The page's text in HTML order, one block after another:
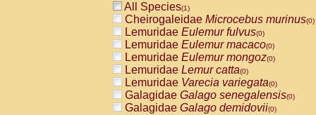
All Species(1)
Cheirogaleidae Microcebus murinus(0)
Lemuridae Eulemur fulvus(0)
Lemuridae Eulemur macaco(0)
Lemuridae Eulemur mongoz(0)
Lemuridae Lemur catta(0)
Lemuridae Varecia variegata(0)
Galagidae Galago senegalensis(0)
Galagidae Galago demidovii(0)